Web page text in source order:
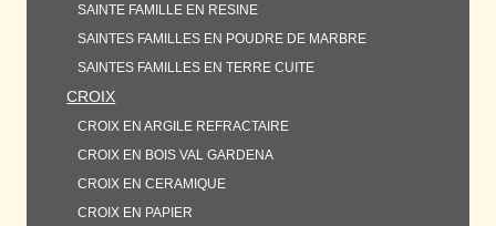
SAINTE FAMILLE EN RESINE
SAINTES FAMILLES EN POUDRE DE MARBRE
SAINTES FAMILLES EN TERRE CUITE
CROIX
CROIX EN ARGILE REFRACTAIRE
CROIX EN BOIS VAL GARDENA
CROIX EN CERAMIQUE
CROIX EN PAPIER